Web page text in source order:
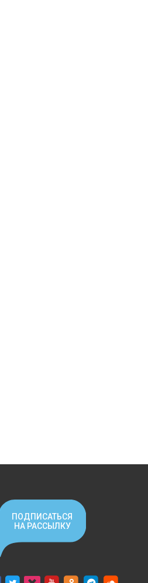
ПОДПИСАТЬСЯ
НА РАССЫЛКУ